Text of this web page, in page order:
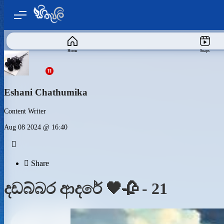
Home Snaps
Eshani Chathumika
Content Writer
Aug 08 2024 @ 16:40

 Share
දඩබ්බර ආදරේ 🖤🥀 - 21